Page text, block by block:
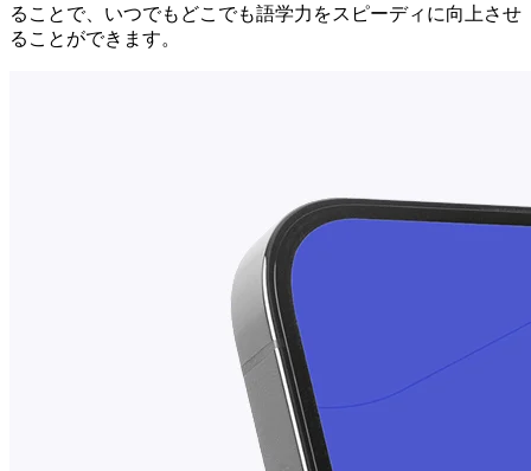
ることで、いつでもどこでも語学力をスピーディに向上させ
ることができます。